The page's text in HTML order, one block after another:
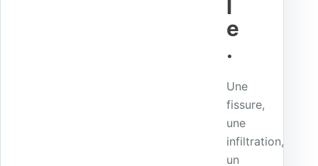
l
e
.
Une
fissure,
une
infiltration,
un